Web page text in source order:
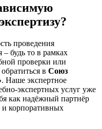
проведения
– будь то в рамках
проверки или
в Союз
. Наше экспертное
экспертных услуг уже
как надёжный партнёр
и корпоративных